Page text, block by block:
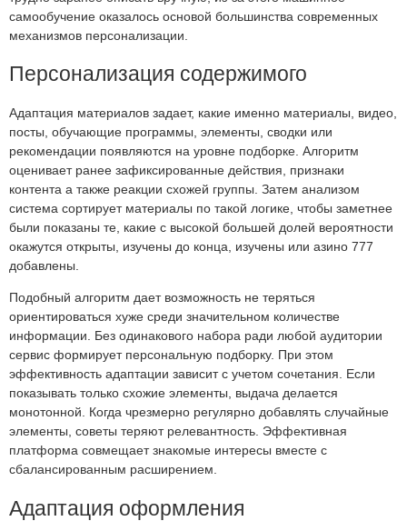
самообучение оказалось основой большинства современных
механизмов персонализации.
Персонализация содержимого
Адаптация материалов задает, какие именно материалы, видео,
посты, обучающие программы, элементы, сводки или
рекомендации появляются на уровне подборке. Алгоритм
оценивает ранее зафиксированные действия, признаки
контента а также реакции схожей группы. Затем анализом
система сортирует материалы по такой логике, чтобы заметнее
были показаны те, какие с высокой большей долей вероятности
окажутся открыты, изучены до конца, изучены или азино 777
добавлены.
Подобный алгоритм дает возможность не теряться
ориентироваться хуже среди значительном количестве
информации. Без одинакового набора ради любой аудитории
сервис формирует персональную подборку. При этом
эффективность адаптации зависит с учетом сочетания. Если
показывать только схожие элементы, выдача делается
монотонной. Когда чрезмерно регулярно добавлять случайные
элементы, советы теряют релевантность. Эффективная
платформа совмещает знакомые интересы вместе с
сбалансированным расширением.
Адаптация оформления